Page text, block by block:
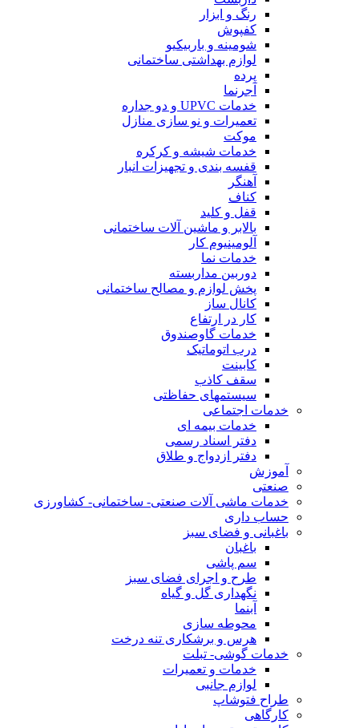
رنگ و ابزار
کفپوش
شومینه و باربیکیو
لوازم بهداشتی ساختمانی
پرده
آجرنما
خدمات UPVC و دو جداره
تعمیرات و نو سازی منازل
موکت
خدمات شیشه و کرکره
قفسه بندی و تجهیزات انبار
آهنگر
کناف
قفل و کلید
بالابر و ماشین آلات ساختمانی
آلومینیوم کار
خدمات نما
دوربین مداربسته
پخش لوازم و مصالح ساختمانی
کانال ساز
کار در ارتفاع
خدمات گاوصندوق
درب اتوماتیک
کابینت
سقف کاذب
سیستمهای حفاظتی
خدمات اجتماعی
خدمات بیمه ای
دفتر اسناد رسمی
دفتر ازدواج و طلاق
آموزش
صنعتی
خدمات ماشی آلات صنعتی- ساختمانی- کشاورزی
حساب داری
باغبانی و فضای سبز
باغبان
سم پاشی
طرح و اجرای فضای سبز
نگهداری گل و گیاه
آبنما
محوطه سازی
هرس و برشکاری تنه درخت
خدمات گوشی- تبلت
خدمات و تعمیرات
لوازم جانبی
طراح فتوشاپ
کارگاهی